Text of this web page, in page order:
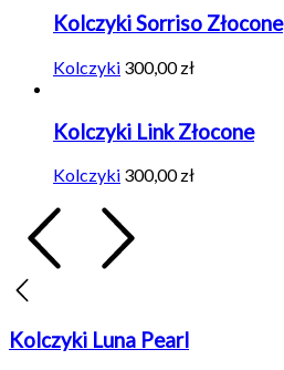
Kolczyki Sorriso Złocone
Kolczyki 300,00zł
Kolczyki Link Złocone
Kolczyki 300,00zł
Kolczyki Luna Pearl